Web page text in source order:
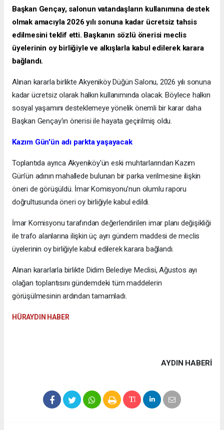
Başkan Gençay, salonun vatandaşların kullanımına destek
olmak amacıyla 2026 yılı sonuna kadar ücretsiz tahsis
edilmesini teklif etti. Başkanın sözlü önerisi meclis
üyelerinin oy birliğiyle ve alkışlarla kabul edilerek karara
bağlandı.
Alınan kararla birlikte Akyeniköy Düğün Salonu, 2026 yılı sonuna
kadar ücretsiz olarak halkın kullanımında olacak. Böylece halkın
sosyal yaşamını desteklemeye yönelik önemli bir karar daha
Başkan Gençay'ın önerisi ile hayata geçirilmiş oldu.
Kazım Gün'ün adı parkta yaşayacak
Toplantıda ayrıca Akyeniköy'ün eski muhtarlarından Kazım
Gün'ün adının mahallede bulunan bir parka verilmesine ilişkin
öneri de görüşüldü. İmar Komisyonu'nun olumlu raporu
doğrultusunda öneri oy birliğiyle kabul edildi.
İmar Komisyonu tarafından değerlendirilen imar planı değişikliği
ile trafo alanlarına ilişkin üç ayrı gündem maddesi de meclis
üyelerinin oy birliğiyle kabul edilerek karara bağlandı.
Alınan kararlarla birlikte Didim Belediye Meclisi, Ağustos ayı
olağan toplantısını gündemdeki tüm maddelerin
görüşülmesinin ardından tamamladı.
HÜRAYDIN HABER
AYDIN HABERİ